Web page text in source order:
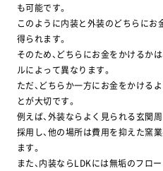
も可能です。
このように内装と外装のどちらに
得られます。
そのため、どちらにお金をかけるか
ルによって異なります。
ただ、どちらか一方にお金をかける
とが大切です。
例えば、外装ならよく見られる玄関
採用し、他の場所は費用を抑えた窯
ます。
また、内装ならLDKには無垢のフロ